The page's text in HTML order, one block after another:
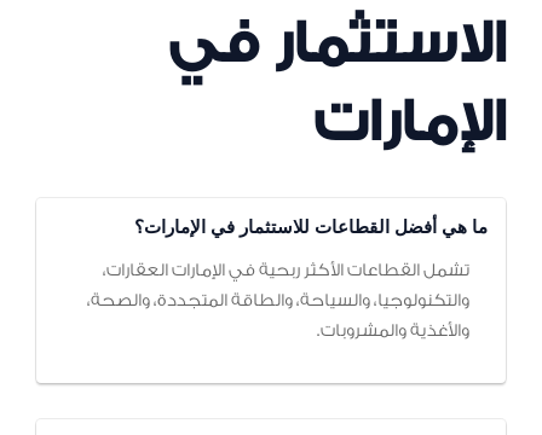
الاستثمار في
الإمارات
ما هي أفضل القطاعات للاستثمار في الإمارات؟
تشمل القطاعات الأكثر ربحية في الإمارات العقارات،
والتكنولوجيا، والسياحة، والطاقة المتجددة، والصحة،
والأغذية والمشروبات.